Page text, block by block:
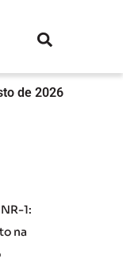
n
g
a
m
de 2026
1:
na